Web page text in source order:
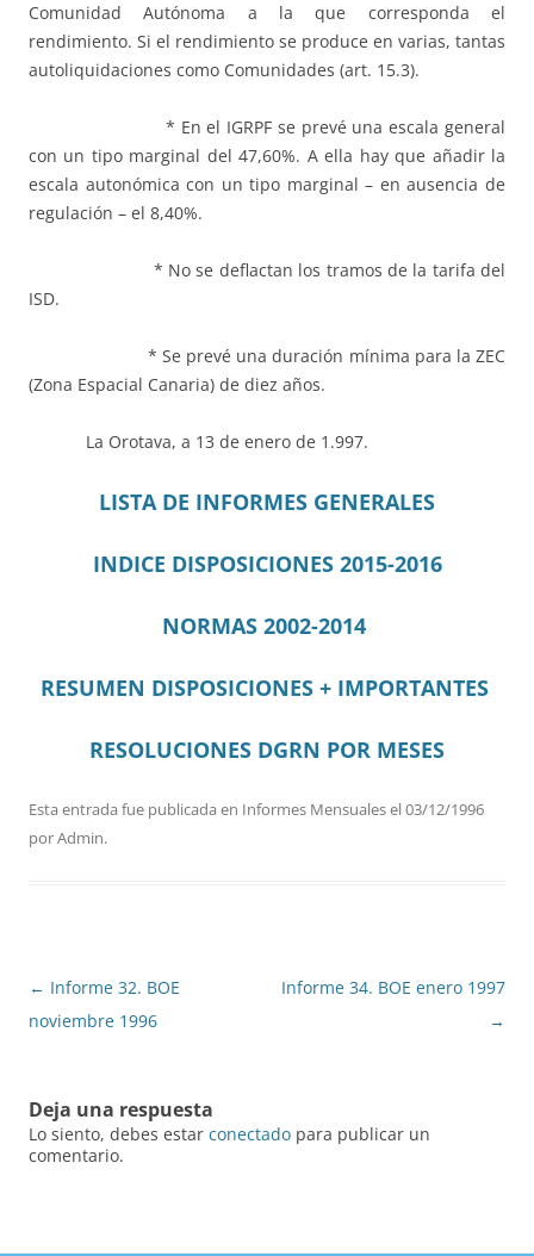
Comunidad Autónoma a la que corresponda el
rendimiento. Si el rendimiento se produce en varias, tantas
autoliquidaciones como Comunidades (art. 15.3).
* En el IGRPF se prevé una escala general
con un tipo marginal del 47,60%. A ella hay que añadir la
escala autonómica con un tipo marginal – en ausencia de
regulación – el 8,40%.
* No se deflactan los tramos de la tarifa del
ISD.
* Se prevé una duración mínima para la ZEC
(Zona Espacial Canaria) de diez años.
La Orotava, a 13 de enero de 1.997.
LISTA DE INFORMES GENERALES
INDICE DISPOSICIONES 2015-2016
NORMAS 2002-2014
RESUMEN DISPOSICIONES + IMPORTANTES
RESOLUCIONES DGRN POR MESES
Esta entrada fue publicada en Informes Mensualesel03/12/1996
porAdmin.
Navegación
de
← Informe 32. BOE
noviembre 1996
Informe 34. BOE enero 1997
→
Deja una respuesta
Lo siento, debes estar conectado para publicar un
comentario.